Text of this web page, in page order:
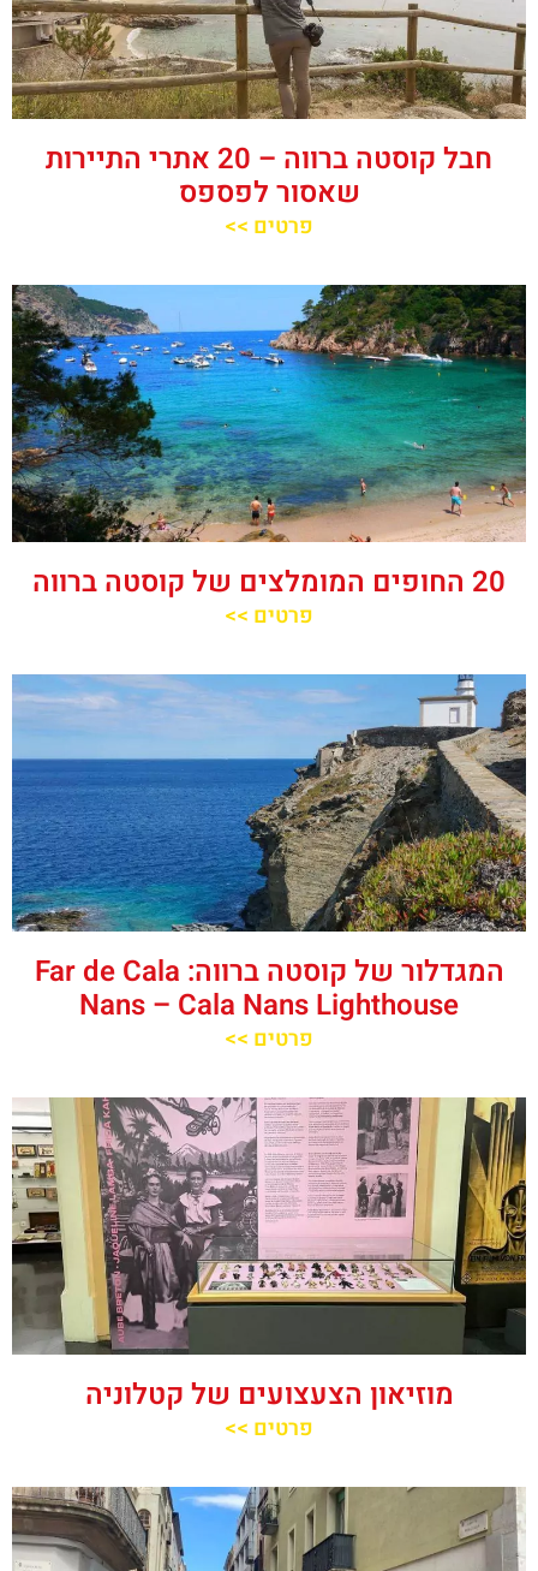
חבל קוסטה ברווה – 20 אתרי התיירות
שאסור לפספס
פרטים >>
20 החופים המומלצים של קוסטה ברווה
פרטים >>
המגדלור של קוסטה ברווה: ‪‪Far de Cala
Nans – Cala Nans Lighthouse‬‬
פרטים >>
מוזיאון הצעצועים של קטלוניה
פרטים >>